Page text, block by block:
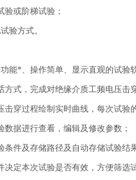
或阶梯试验；
验方式。
能*、操作简单、显示直观的试验
式，完成对绝缘介质工频电压击
击穿过程绘制实时曲线，每次试
据进行查看，编辑及修改参数；
件及存储路径及自动存储试验结
定本次试验是否有效，方便筛选